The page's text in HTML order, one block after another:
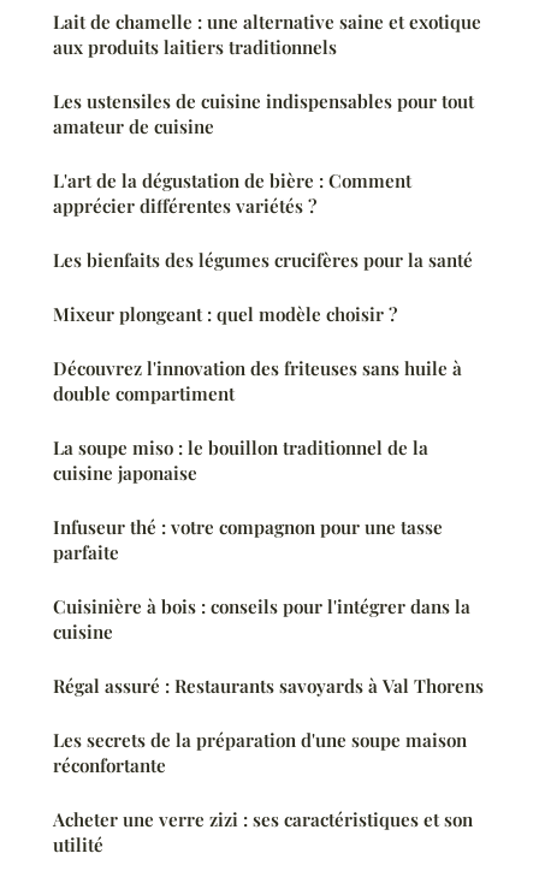
Lait de chamelle : une alternative saine et exotique
aux produits laitiers traditionnels
Les ustensiles de cuisine indispensables pour tout
amateur de cuisine
L'art de la dégustation de bière : Comment
apprécier différentes variétés ?
Les bienfaits des légumes crucifères pour la santé
Mixeur plongeant : quel modèle choisir ?
Découvrez l'innovation des friteuses sans huile à
double compartiment
La soupe miso : le bouillon traditionnel de la
cuisine japonaise
Infuseur thé : votre compagnon pour une tasse
parfaite
Cuisinière à bois : conseils pour l'intégrer dans la
cuisine
Régal assuré : Restaurants savoyards à Val Thorens
Les secrets de la préparation d'une soupe maison
réconfortante
Acheter une verre zizi : ses caractéristiques et son
utilité